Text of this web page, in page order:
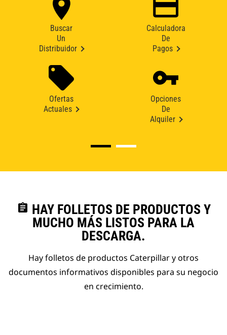
Buscar
Un
Distribuidor
Calculadora
De
Pagos
Ofertas
Actuales
Opciones
De
Alquiler
assignment HAY FOLLETOS DE PRODUCTOS Y
MUCHO MÁS LISTOS PARA LA
DESCARGA.
Hay folletos de productos Caterpillar y otros
documentos informativos disponibles para su negocio
en crecimiento.